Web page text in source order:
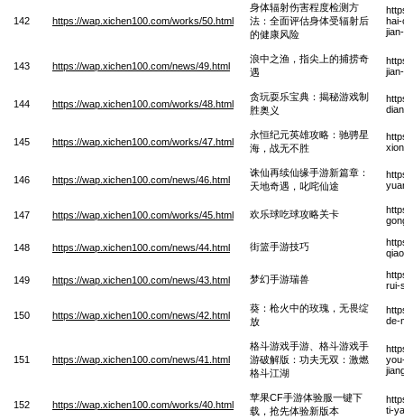
142 https://wap.xichen100.com/works/50.html
身体辐射伤害程度检测方
法：全面评估身体受辐射后
的健康风险
143 https://wap.xichen100.com/news/49.html
浪中之渔，指尖上的捕捞奇
遇
144 https://wap.xichen100.com/works/48.html
贪玩耍乐宝典：揭秘游戏制
胜奥义
145 https://wap.xichen100.com/works/47.html
永恒纪元英雄攻略：驰骋星
海，战无不胜
146 https://wap.xichen100.com/news/46.html
诛仙再续仙缘手游新篇章：
天地奇遇，叱咤仙途
147 https://wap.xichen100.com/works/45.html 欢乐球吃球攻略关卡
148 https://wap.xichen100.com/news/44.html 街篮手游技巧
149 https://wap.xichen100.com/news/43.html 梦幻手游瑞兽
rui-
150 https://wap.xichen100.com/news/42.html
葵：枪火中的玫瑰，无畏绽
放
de-
151 https://wap.xichen100.com/news/41.html
格斗游戏手游、格斗游戏手
游破解版：功夫无双：激燃
格斗江湖
152 https://wap.xichen100.com/works/40.html
苹果CF手游体验服一键下
载，抢先体验新版本
ti-